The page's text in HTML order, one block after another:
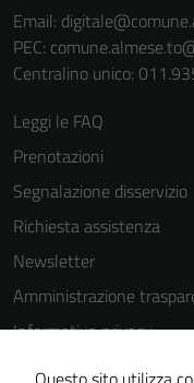
Email:
PEC:
Centralino unico:
Leggi le FAQ
Prenotazioni
Segnalazione disservizio
Richiesta assistenza
Newsletter
Amministrazione
Informativa privacy
Cookie Policy